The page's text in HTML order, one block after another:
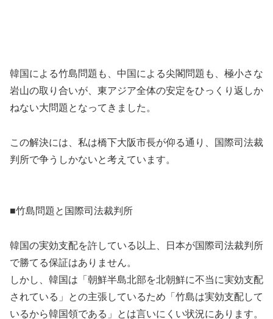
韓国による竹島問題も、中国による尖閣問題も、極小さな
岩山の取り合いが、東アジア全体の安定をひっくり返しか
ねない大問題となってきました。
この解決には、私は橋下大阪市長が仰る通り、国際司法裁
判所で争うしかないと考えています。
■竹島問題と国際司法裁判所
韓国の実効支配を許している以上、日本が国際司法裁判所
で勝てる保証はありません。
しかし、韓国は「朝鮮半島北部を北朝鮮に不当に実効支配
されている」との主張しているため「竹島は実効支配して
いるから韓国領である」とは言いにくい状況にあります。